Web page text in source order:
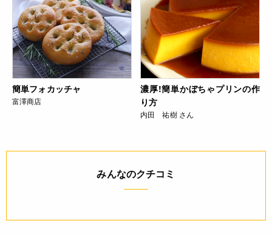
簡単フォカッチャ
富澤商店
濃厚!簡単かぼちゃプリンの作
り方
内田 祐樹 さん
みんなのクチコミ